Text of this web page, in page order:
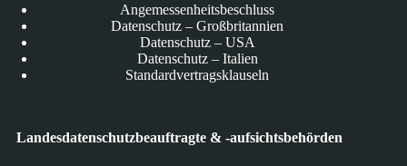
Angemessenheitsbeschluss
Datenschutz – Großbritannien
Datenschutz – USA
Datenschutz – Italien
Standardvertragsklauseln
Landesdatenschutzbeauftragte & -aufsichtsbehörden